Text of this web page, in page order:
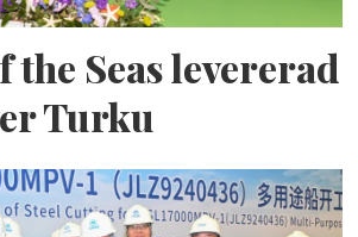
the Seas levererad
Turku